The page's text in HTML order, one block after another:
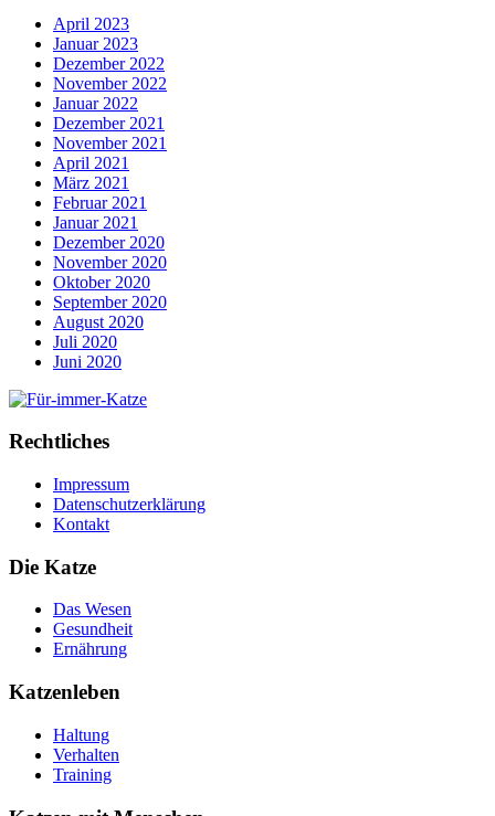
April 2023
Januar 2023
Dezember 2022
November 2022
Januar 2022
Dezember 2021
November 2021
April 2021
März 2021
Februar 2021
Januar 2021
Dezember 2020
November 2020
Oktober 2020
September 2020
August 2020
Juli 2020
Juni 2020
Rechtliches
Impressum
Datenschutzerklärung
Kontakt
Die Katze
Das Wesen
Gesundheit
Ernährung
Katzenleben
Haltung
Verhalten
Training